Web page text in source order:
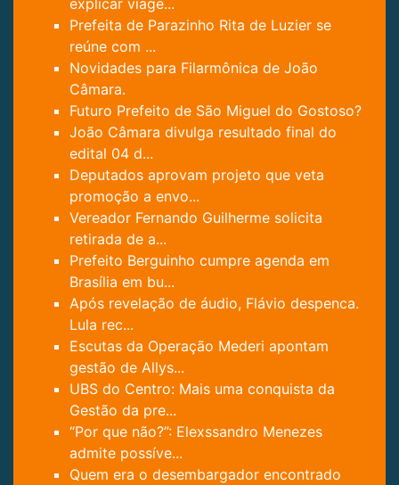
explicar viage...
Prefeita de Parazinho Rita de Luzier se
reúne com ...
Novidades para Filarmônica de João
Câmara.
Futuro Prefeito de São Miguel do Gostoso?
João Câmara divulga resultado final do
edital 04 d...
Deputados aprovam projeto que veta
promoção a envo...
Vereador Fernando Guilherme solicita
retirada de a...
Prefeito Berguinho cumpre agenda em
Brasília em bu...
Após revelação de áudio, Flávio despenca.
Lula rec...
Escutas da Operação Mederi apontam
gestão de Allys...
UBS do Centro: Mais uma conquista da
Gestão da pre...
“Por que não?”: Elexssandro Menezes
admite possíve...
Quem era o desembargador encontrado